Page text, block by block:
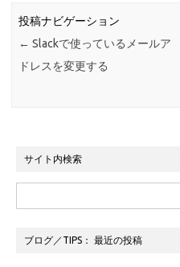
投稿ナビゲーション
← Slackで使っているメールア
ドレスを変更する
サイト内検索
索:
ブログ／TIPS： 最近の投稿